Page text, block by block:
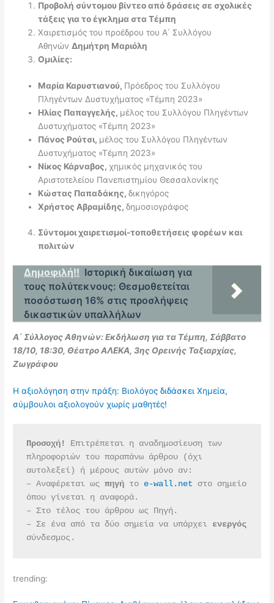
Προβολή σύντομου βίντεο από δράσεις σε σχολικές
τάξεις για το έγκλημα στα Τέμπη
Χαιρετισμός του προέδρου του Α΄ Συλλόγου
ΑθηνώνΔημήτρη Μαριόλη
Ομιλίες:
Μαρία Καρυστιανού, Πρόεδρος του Συλλόγου
Πληγέντων Δυστυχήματος «Τέμπη 2023»
Ηλίας Παπαγγελής, μέλος του Συλλόγου Πληγέντων
Δυστυχήματος «Τέμπη 2023»
Πάνος Ρούτσι, μέλος του Συλλόγου Πληγέντων
Δυστυχήματος «Τέμπη 2023»
Νίκος Κάρναβος,χημικός μηχανικός του
Αριστοτελείου Πανεπιστημίου Θεσσαλονίκης
Κώστας Παπαδάκης,δικηγόρος
Χρήστος Αβραμίδης,δημοσιογράφος
Σύντομοι χαιρετισμοί-τοποθετήσεις φορέων και
πολιτών
Δημοφιλή!! Ιστορική δικαίωση για
τους πολύτεκνους: Θεσμοθετείται
ποσόστωση 16% στις προσλήψεις
δικαστικών υπαλλήλων
Α΄ Σύλλογος Αθηνών: Εκδήλωση για τα Τέμπη, Σάββατο
18/10, 18:30, Θέατρο ΑΛΕΚΑ, 3ης Ορεινής Ταξιαρχίας,
Ζωγράφου
Η αξιολόγηση στην πράξη: Βιολόγος διδάσκει Χημεία,
σύμβουλοι αξιολογούν χωρίς μαθητές!
Προσοχή!
Επιτρέπεται η αναδημοσίευση των
πληροφοριών του παραπάνω άρθρου (όχι
αυτολεξεί) ή μέρους αυτών μόνο αν:
– Αναφέρεται ως πηγή το e-wall.net στο σημείο
όπου γίνεται η αναφορά.
– Στο τέλος του άρθρου ως Πηγή.
– Σε ένα από τα δύο σημεία να υπάρχει
ενεργός
σύνδεσμος.
trending: